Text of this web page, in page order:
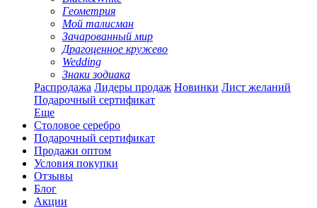
Геометрия
Мой талисман
Зачарованный мир
Драгоценное кружево
Wedding
Знаки зодиака
Распродажа Лидеры продаж Новинки Лист желаний
Подарочный сертификат
Еще
Столовое серебро
Подарочный сертификат
Продажи оптом
Условия покупки
Отзывы
Блог
Акции